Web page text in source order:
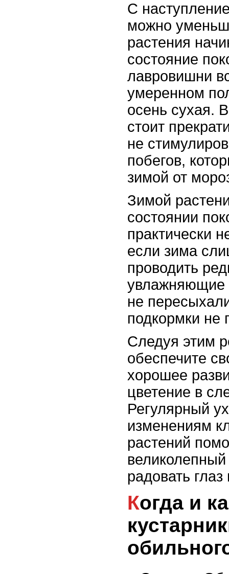
С
можно
растения
состояние
лавровишни
умеренном
осень сухая.
стоит
не
побегов,
зимой от
Зимой
состоянии
практически
если зима
проводить
увлажняющие
не
подкормки не
Следуя этим
обеспечите
хорошее
цветение в
Регулярный
изменениям
растений
радовать
Когда и как обрезать